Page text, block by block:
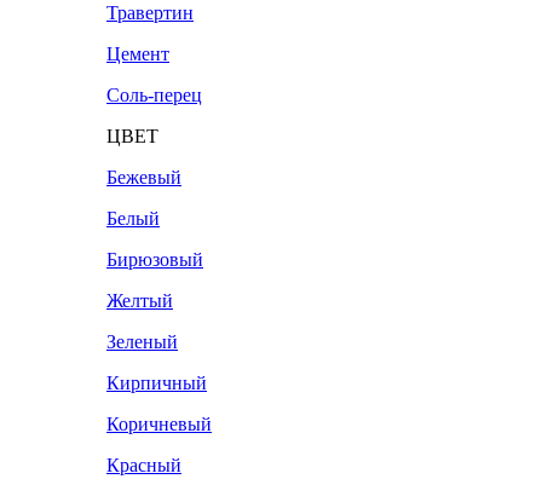
Травертин
Цемент
Соль-перец
ЦВЕТ
Бежевый
Белый
Бирюзовый
Желтый
Зеленый
Кирпичный
Коричневый
Красный